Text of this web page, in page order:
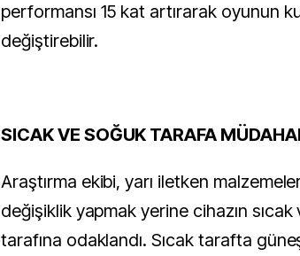
performansı 15 kat artırarak oyunun
değiştirebilir.
SICAK VE SOĞUK TARAFA
Araştırma ekibi, yarı iletken
değişiklik yapmak yerine cihazın
tarafına odaklandı. Sıcak tarafta